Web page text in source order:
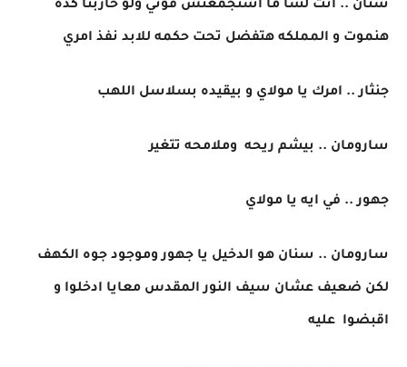
سنان .. انت لسا ما استجمعتش قوتي ولو حاربنا كده
هنموت و المملكه هتفضل تحت حكمه للابد نفذ امري
جنثار .. امرك يا مولاي و بيقيده بسلاسل اللهب
سارومان .. بيشم ريحه وملامحه تتغير
جهور .. في ايه يا مولاي
سارومان .. سنان هو الدخيل يا جهور وموجود جوه الكهف
لكن ضعيف عشان سيف النور المقدس معايا ادخلوا و
اقبضوا عليه